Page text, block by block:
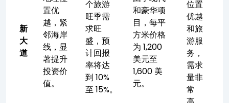
新
大
道
置优
越，紧
邻海岸
线，显
著提升
投资价
值。
个旅游
旺季需
求旺
盛，预
计回报
率将达
到 10%
至 15%。
和豪华项
目，每平
方米价格
为 1,200
美元至
1,600 美
元。
位置
优越
和旅
游服
务，
需求
量非
常